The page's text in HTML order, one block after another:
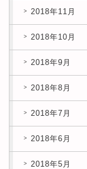
2018年11月
2018年10月
2018年9月
2018年8月
2018年7月
2018年6月
2018年5月